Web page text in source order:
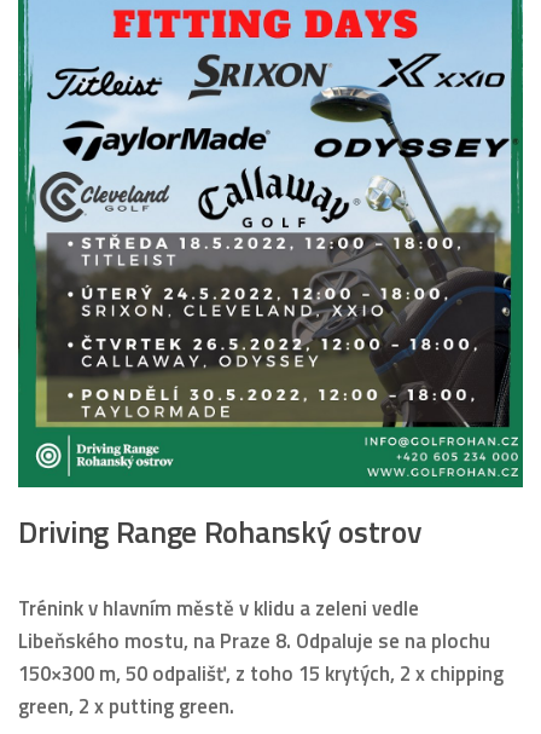
Driving Range Rohanský ostrov
Trénink v hlavním městě v klidu a zeleni vedle
Libeňského mostu, na Praze 8. Odpaluje se na plochu
150×300 m, 50 odpališť, z toho 15 krytých, 2 x chipping
green, 2 x putting green.